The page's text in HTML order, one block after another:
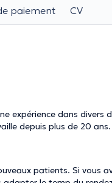
paiement CV
expérience dans divers
depuis plus de 20 ans.
patients. Si vous